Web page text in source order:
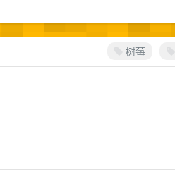
树莓